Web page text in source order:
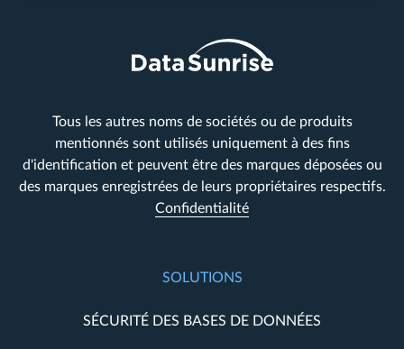
Tous les autres noms de sociétés ou de produits
mentionnés sont utilisés uniquement à des fins
d'identification et peuvent être des marques déposées ou
des marques enregistrées de leurs propriétaires respectifs.
Confidentialité
SOLUTIONS
SÉCURITÉ DES BASES DE DONNÉES